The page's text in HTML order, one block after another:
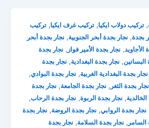
,تركيب دولاب ايكيا,تركيب غرف ايكيا,تركيب
بجدة, نجار بجدة أبحر الجنوبية, نجار بجدة أبحر
الأجاويد, نجار بجدة الأمير فواز , نجار بجدة
البساتين, نجار بجدة البغدادية, نجار بجدة
نجار بجدة البغدادية الغربية, نجار بجدة البوادي,
نجار بجدة الثغر , نجار بجدة الجامعة, نجار بجدة
, نجار بجدة الربوة, نجار بجدة الرحاب,
نجار بجدة الروابي, نجار بجدة الروضة, نجار بجدة
السامر , نجار بجدة السلامة, نجار بجدة